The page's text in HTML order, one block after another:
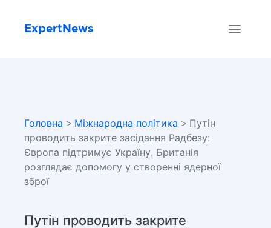
ExpertNews
Головна > Міжнародна політика > Путін
проводить закрите засідання Радбезу:
Європа підтримує Україну, Британія
розглядає допомогу у створенні ядерної
зброї
Путін проводить закрите